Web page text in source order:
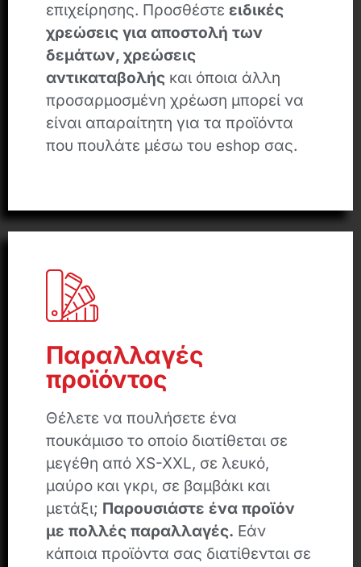
επιχείρησης. Προσθέστεειδικές
χρεώσεις για αποστολή των
δεμάτων, χρεώσεις
αντικαταβολής και όποια άλλη
προσαρμοσμένη χρέωση μπορεί να
είναι απαραίτητη για τα προϊόντα
που πουλάτε μέσω του eshop σας.
Παραλλαγές
προϊόντος
Θέλετε να πουλήσετε ένα
πουκάμισο το οποίο διατίθεται σε
μεγέθη από XS-XXL, σε λευκό,
μαύρο και γκρι, σε βαμβάκι και
μετάξι; Παρουσιάστε ένα προϊόν
με πολλές παραλλαγές. Εάν
κάποια προϊόντα σας διατίθενται σε